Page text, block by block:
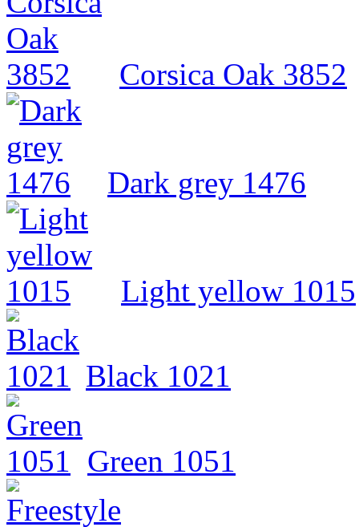
Corsica Oak 3852
Dark grey 1476
Light yellow 1015
Black 1021
Green 1051